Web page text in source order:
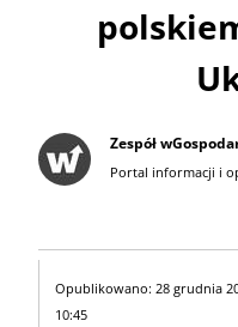
Zespół
Portal informacji i
Opublikowano: 28 grudnia
10:45